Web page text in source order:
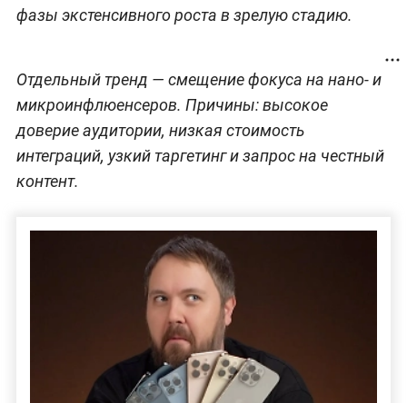
фазы экстенсивного роста в зрелую стадию.
Отдельный тренд — смещение фокуса на нано- и
микроинфлюенсеров. Причины: высокое
доверие аудитории, низкая стоимость
интеграций, узкий таргетинг и запрос на честный
контент.